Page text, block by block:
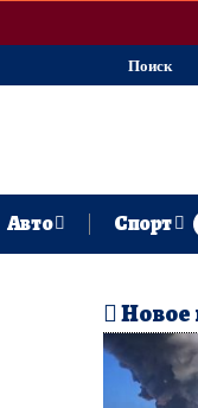
Поиск
Авто Спорт
Новое